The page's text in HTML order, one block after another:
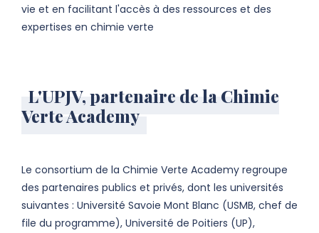
vie et en facilitant l'accès à des ressources et des
expertises en chimie verte
L'UPJV, partenaire de la Chimie
Verte Academy
Le consortium de la Chimie Verte Academy regroupe
des partenaires publics et privés, dont les universités
suivantes : Université Savoie Mont Blanc (USMB, chef de
file du programme), Université de Poitiers (UP),